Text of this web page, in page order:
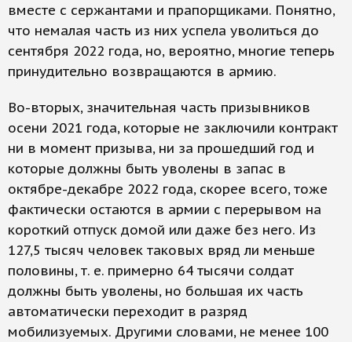
вместе с сержантами и прапорщиками. Понятно,
что немалая часть из них успела уволиться до
сентября 2022 года, но, вероятно, многие теперь
принудительно возвращаются в армию.
Во-вторых, значительная часть призывников
осени 2021 года, которые не заключили контракт
ни в момент призыва, ни за прошедший год и
которые должны быть уволены в запас в
октябре-декабре 2022 года, скорее всего, тоже
фактически остаются в армии с перерывом на
короткий отпуск домой или даже без него. Из
127,5 тысяч человек таковых вряд ли меньше
половины, т. е. примерно 64 тысячи солдат
должны быть уволены, но большая их часть
автоматически переходит в разряд
мобилизуемых. Другими словами, не менее 100